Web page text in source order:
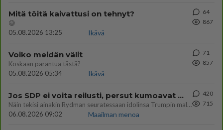
Mitä töitä kaivattusi on tehnyt?
😅
05.08.2026 13:25
Ikävä
64
867
Voiko meidän välit
Koskaan parantua tästä?
05.08.2026 05:34
Ikävä
71
857
Jos SDP ei voita reilusti, persut kumoavat demokratian Suomesta
Näin tekisi ainakin Rydman seuratessaan idolinsa Trumpin mallia https://www.is.fi/politiikka/art-2000012187244.html
06.08.2026 09:02
Maailman menoa
420
715